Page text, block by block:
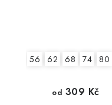
56 62 68 74 80
od 309 Kč